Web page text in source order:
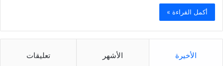
أكمل القراءة »
الأخيرة الأشهر تعليقات